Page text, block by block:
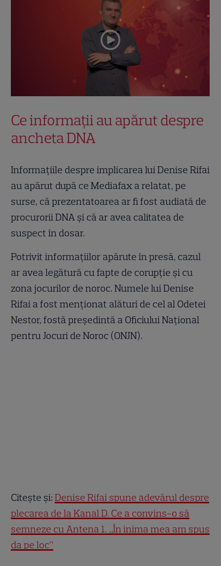
Ce informații au apărut despre
ancheta DNA
Informațiile despre implicarea lui Denise Rifai
au apărut după ce Mediafax a relatat, pe
surse, că prezentatoarea ar fi fost audiată de
procurorii DNA și că ar avea calitatea de
suspect în dosar.
Potrivit informațiilor apărute în presă, cazul
ar avea legătură cu fapte de corupție și cu
zona jocurilor de noroc. Numele lui Denise
Rifai a fost menționat alături de cel al Odetei
Nestor, fostă președintă a Oficiului Național
pentru Jocuri de Noroc (ONJN).
Citește și:Denise Rifai spune adevărul despre
plecarea de la Kanal D. Ce a convins-o să
semneze cu Antena 1. „În inima mea am spus
da pe loc”